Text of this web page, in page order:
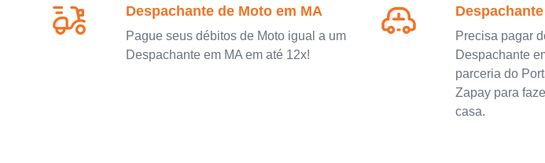
Despachante de Moto em MA
Pague seus débitos de Moto igual a um
Despachante em MA em até 12x!
Precisa pagar
Despachante
parceria do
Zapay para
casa.